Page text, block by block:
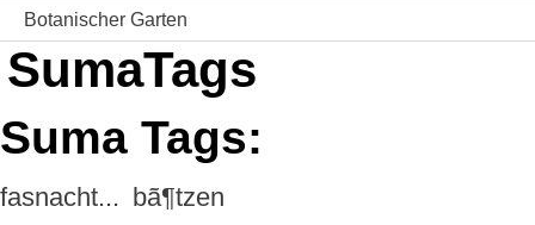
Botanischer Garten
SumaTags
Suma Tags:
fasnacht... bã¶tzen